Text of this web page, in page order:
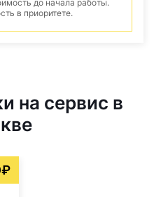
до начала работы.
в приоритете.
на сервис в